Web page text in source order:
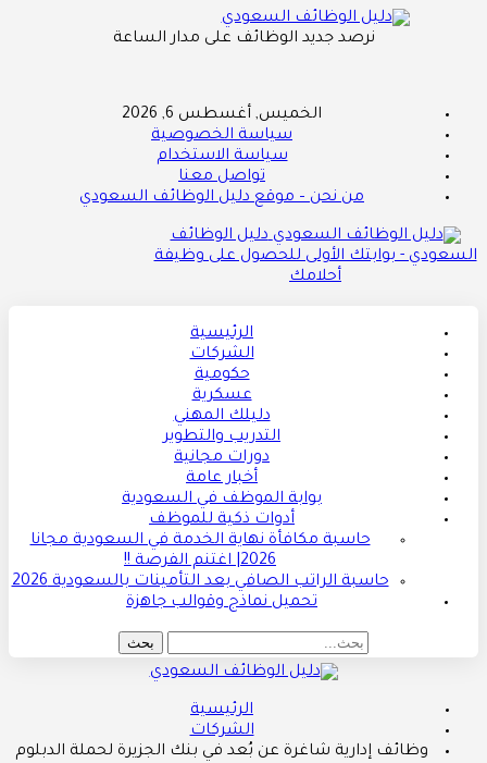
نرصد جديد الوظائف على مدار الساعة
الخميس, أغسطس 6, 2026
سياسة الخصوصية
سياسة الاستخدام
تواصل معنا
من نحن – موقع دليل الوظائف السعودي
دليل الوظائف
السعودي - بوابتك الأولى للحصول على وظيفة
أحلامك
الرئيسية
الشركات
حكومية
عسكرية
دليلك المهني
التدريب والتطوير
دورات مجانية
أخبار عامة
بوابة الموظف في السعودية
أدوات ذكية للموظف
حاسبة مكافأة نهاية الخدمة في السعودية مجانا
2026| اغتنم الفرصة !!
حاسبة الراتب الصافي بعد التأمينات بالسعودية 2026
تحميل نماذج وقوالب جاهزة
الرئيسية
الشركات
وظائف إدارية شاغرة عن بُعد في بنك الجزيرة لحملة الدبلوم